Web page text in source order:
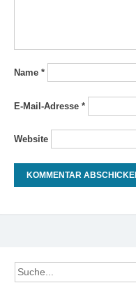
Name *
E-Mail-Adresse *
Website